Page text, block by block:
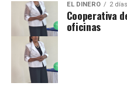
EL DINERO 2
Cooperativa
oficinas